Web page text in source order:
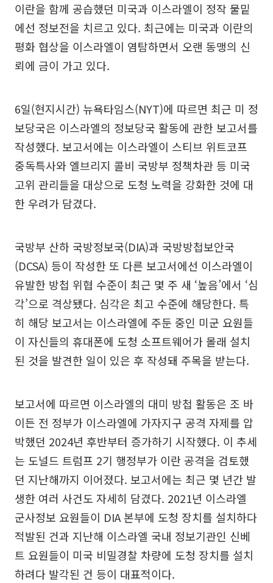
이란을 함께 공습했던 미국과 이스라엘이 정작 물밑
에선 정보전을 치르고 있다. 최근에는 미국과 이란의
평화 협상을 이스라엘이 염탐하면서 오랜 동맹의 신
뢰에 금이 가고 있다.
6일(현지시간) 뉴욕타임스(NYT)에 따르면 최근 미 정
보당국은 이스라엘의 정보당국 활동에 관한 보고서를
작성했다. 보고서에는 이스라엘이 스티브 위트코프
중독특사와 엘브리지 콜비 국방부 정책차관 등 미국
고위 관리들을 대상으로 도청 노력을 강화한 것에 대
한 우려가 담겼다.
국방부 산하 국방정보국(DIA)과 국방방첩보안국
(DCSA) 등이 작성한 또 다른 보고서에선 이스라엘이
유발한 방첩 위협 수준이 최근 몇 주 새 ‘높음’에서 ‘심
각’으로 격상됐다. 심각은 최고 수준에 해당한다. 특
히 해당 보고서는 이스라엘에 주둔 중인 미군 요원들
이 자신들의 휴대폰에 도청 소프트웨어가 몰래 설치
된 것을 발견한 일이 있은 후 작성돼 주목을 받는다.
보고서에 따르면 이스라엘의 대미 방첩 활동은 조 바
이든 전 정부가 이스라엘에 가자지구 공격 자제를 압
박했던 2024년 후반부터 증가하기 시작했다. 이 추세
는 도널드 트럼프 2기 행정부가 이란 공격을 검토했
던 지난해까지 이어졌다. 보고서에는 최근 몇 년간 발
생한 여러 사건도 자세히 담겼다. 2021년 이스라엘
군사정보 요원들이 DIA 본부에 도청 장치를 설치하다
적발된 건과 지난해 이스라엘 국내 정보기관인 신베
트 요원들이 미국 비밀경찰 차량에 도청 장치를 설치
하려다 발각된 건 등이 대표적이다.